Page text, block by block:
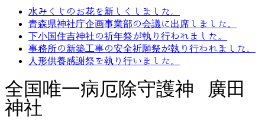
水みくじのお花を新しくしました。
青森県神社庁企画事業部の会議に出席しました。
下小国住吉神社の祈年祭が執り行われました。
事務所の新築工事の安全祈願祭が執り行われました。
人形供養感謝祭を執り行いました。
全国唯一病厄除守護神 廣田
神社